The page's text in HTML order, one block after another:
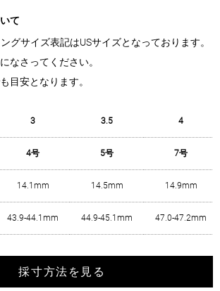
て
ングサイズ表記はUSサイズとなっております。
なさってください。
目安となります。
3 3.5 4
4号 5号 7号
14.1mm 14.5mm 14.9mm
43.9-44.1mm 44.9-45.1mm 47.0-47.2mm
採寸方法を見る